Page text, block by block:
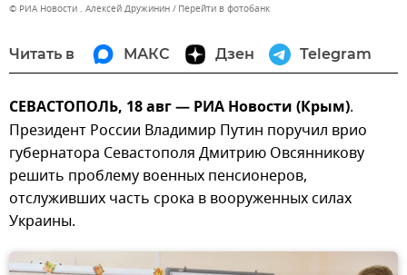
© РИА Новости . Алексей Дружинин Перейти в фотобанк
Читать в МАКС Дзен Telegram
СЕВАСТОПОЛЬ, 18 авг — РИА Новости (Крым).
Президент России Владимир Путин поручил врио
губернатора Севастополя Дмитрию Овсянникову
решить проблему военных пенсионеров,
отслуживших часть срока в вооруженных силах
Украины.